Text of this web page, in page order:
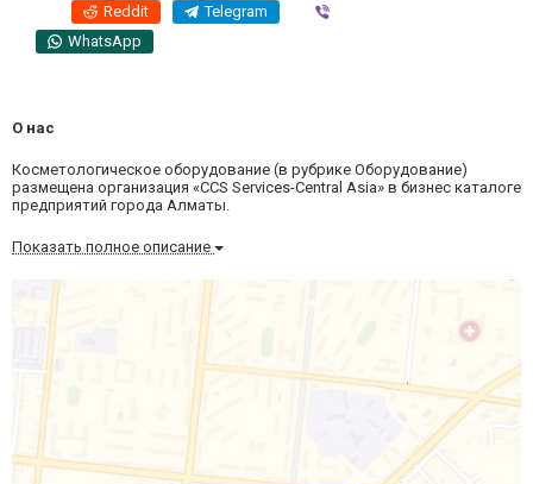
Reddit Telegram
WhatsApp
О нас
Косметологическое оборудование (в рубрике Оборудование)
размещена организация «CCS Services-Central Asia» в бизнес каталоге
предприятий города Алматы.
Показать полное описание